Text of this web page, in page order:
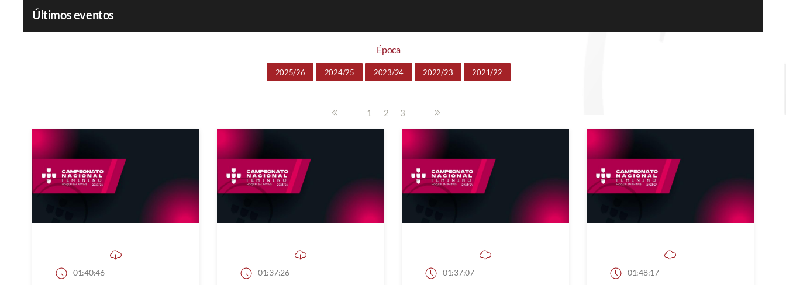
Últimos eventos
Época
2025/26 2024/25 2023/24 2022/23 2021/22
... 1 2 3 ...
01:40:46 01:37:26 01:37:07 01:48:17